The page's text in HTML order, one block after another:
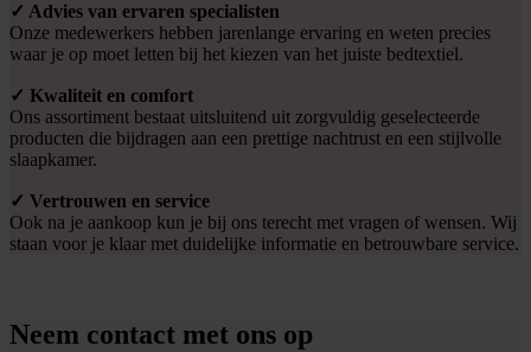
✓ Advies van ervaren specialisten
Onze medewerkers hebben jarenlange ervaring en weten precies
waar je op moet letten bij het kiezen van het juiste bedtextiel.
✓ Kwaliteit en comfort
Ons assortiment bestaat uitsluitend uit zorgvuldig geselecteerde
producten die bijdragen aan een prettige nachtrust en een stijlvolle
slaapkamer.
✓ Vertrouwen en service
Ook na je aankoop kun je bij ons terecht met vragen of wensen. Wij
staan voor je klaar met duidelijke informatie en betrouwbare service.
Neem contact met ons op